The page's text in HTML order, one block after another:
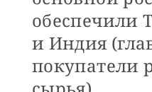
обеспечили
и Индия
покупатели